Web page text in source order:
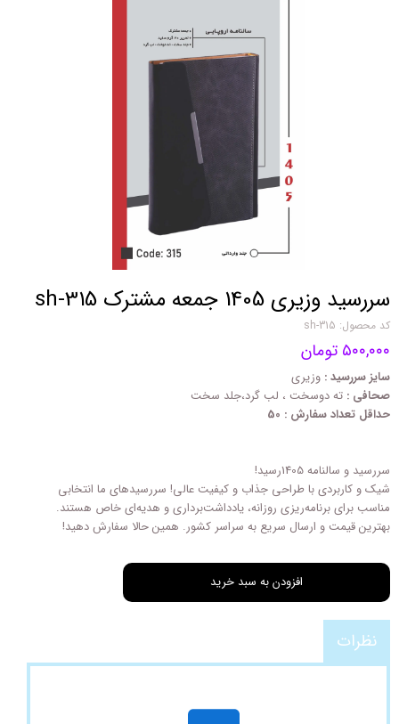
سررسید وزیری 1405 جمعه مشترک sh-315
کد محصول: sh-315
۵۰۰,۰۰۰ تومان
سایز سررسید : وزیری
صحافی : ته دوسخت ، لب گرد،جلد سخت
حداقل تعداد سفارش : 50
سررسید و سالنامه 1405رسید!
شیک و کاربردی با طراحی‌ جذاب و کیفیت عالی! سررسیدهای ما انتخابی
مناسب برای برنامه‌ریزی روزانه، یادداشت‌برداری و هدیه‌ای خاص هستند.
بهترین قیمت و ارسال سریع به سراسر کشور. همین حالا سفارش دهید!
افزودن به سبد خرید
نظرات